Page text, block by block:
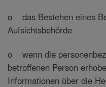
o das Bestehen eines
Aufsichtsbehörde
o wenn die
betroffenen Person
Informationen über die